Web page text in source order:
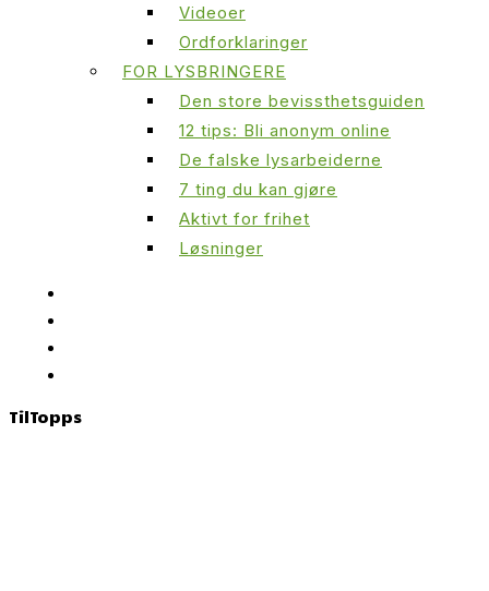
Videoer
Ordforklaringer
FOR LYSBRINGERE
Den store bevissthetsguiden
12 tips: Bli anonym online
De falske lysarbeiderne
7 ting du kan gjøre
Aktivt for frihet
Løsninger
TilTopps